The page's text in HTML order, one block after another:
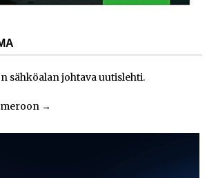
sähköalan johtava uutislehti.
→